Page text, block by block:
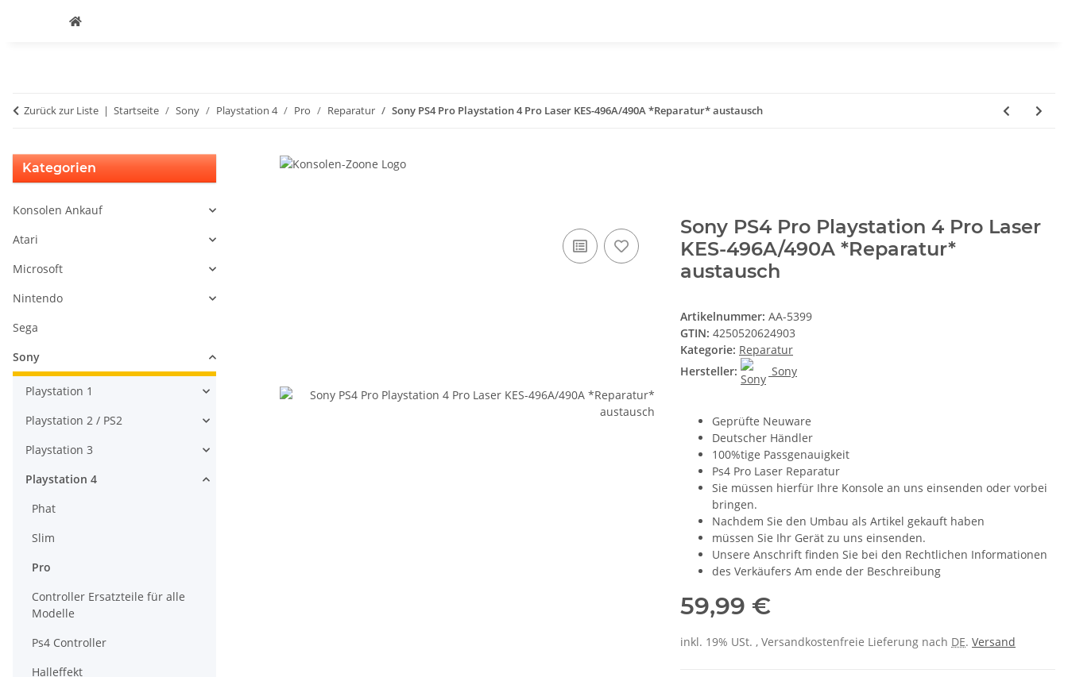
Zurück zur Liste Startseite Sony Playstation 4 Pro Reparatur Sony PS4 Pro Playstation 4 Pro Laser KES-496A/490A *Reparatur* austausch
Sony PS4 Pro Playstation 4 Pro Laser
KES-496A/490A *Reparatur*
austausch
Artikelnummer: AA-5399
GTIN: 4250520624903
Kategorie: Reparatur
Hersteller:
Sony
Geprüfte Neuware
Deutscher Händler
100%tige Passgenauigkeit
Ps4 Pro Laser Reparatur
Sie müssen hierfür Ihre Konsole an uns einsenden oder vorbei
bringen.
Nachdem Sie den Umbau als Artikel gekauft haben
müssen Sie Ihr Gerät zu uns einsenden.
Unsere Anschrift finden Sie bei den Rechtlichen Informationen
des Verkäufers Am ende der Beschreibung
59,99 €
inkl. 19% USt. , Versandkostenfreie Lieferung nach DE. Versand
Kategorien
Konsolen Ankauf
Atari
Microsoft
Nintendo
Sega
Sony
Playstation 1
Playstation 2 / PS2
Playstation 3
Playstation 4
Phat
Slim
Pro
Controller Ersatzteile für alle
Modelle
Ps4 Controller
Halleffekt